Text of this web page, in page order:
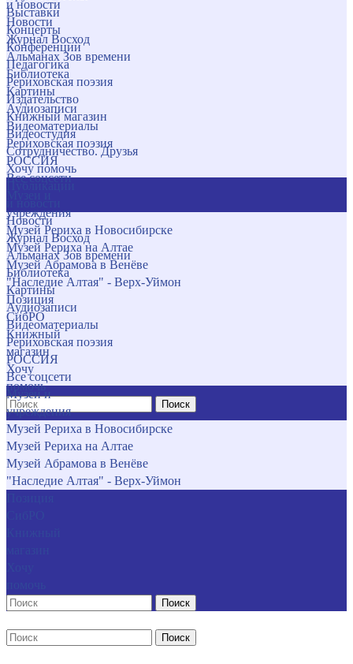
и новости
Новости
Журнал Восход
Альманах Зов времени
Библиотека
Картины
Аудиозаписи
Видеоматериалы
Рериховская поэзия
РОССИЯ
Все соцсети
учреждения
Музей Рериха в Новосибирске
Музей Рериха на Алтае
Музей Абрамова в Венёве
"Наследие Алтая" - Верх-Уймон
Позиция
СибРО
Книжный
магазин
Хочу
помочь
Поиск
Выставки
Концерты
Конференции
Педагогика
Рериховская поэзия
Издательство
Книжный магазин
Видеостудия
Сотрудничество. Друзья
Хочу помочь
Новости
Журнал Восход
Альманах Зов времени
Библиотека
Картины
Аудиозаписи
Видеоматериалы
Рериховская поэзия
РОССИЯ
Все соцсети
Музеи и
учреждения
Музей Рериха в Новосибирске
Музей Рериха на Алтае
Музей Абрамова в Венёве
"Наследие Алтая" - Верх-Уймон
Поиск
Поиск